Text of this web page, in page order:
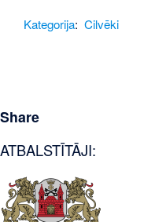
Kategorija: Cilvēki
Share
ATBALSTĪTĀJI: